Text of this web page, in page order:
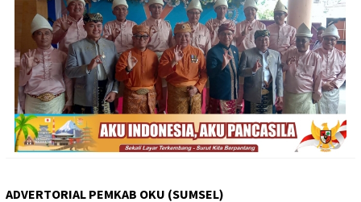
ADVERTORIAL PEMKAB OKU (SUMSEL)